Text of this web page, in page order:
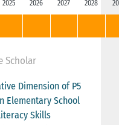
2025 2026 2027 2028
Scholar
Dimension of P5
Elementary School
Skills